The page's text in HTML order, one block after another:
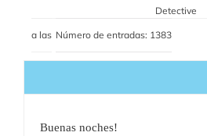
Detective
a las Número de entradas: 1383
Buenas noches!